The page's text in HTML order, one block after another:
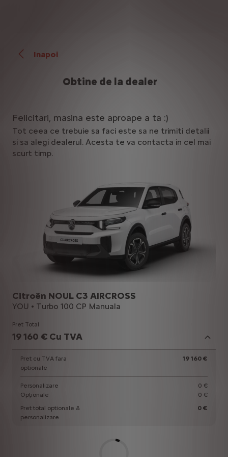
Inapoi
Obtine de la dealer
Felicitari, masina este aproape a ta :)
Tot ceea ce trebuie sa faci este sa ne trimiti detalii
si sa alegi dealerul. Acesta te va contacta in cel mai
scurt timp.
Citroën NOUL C3 AIRCROSS
YOU • Turbo 100 CP Manuala
Pret Total
19 160 € Cu TVA
Pret cu TVA fara
optionale
19 160 €
Personalizare
0 €
Opționale
0 €
Pret total optionale &
personalizare
0 €